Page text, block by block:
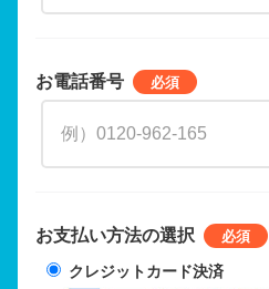
お電話番号
お支払い方法の選択
クレジットカード決済